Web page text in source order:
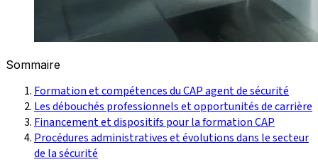
Sommaire
Formation et compétences du CAP agent de sécurité
Les débouchés professionnels et opportunités de carrière
Financement et dispositifs pour la formation CAP
Procédures administratives et évolutions dans le secteur
de la sécurité